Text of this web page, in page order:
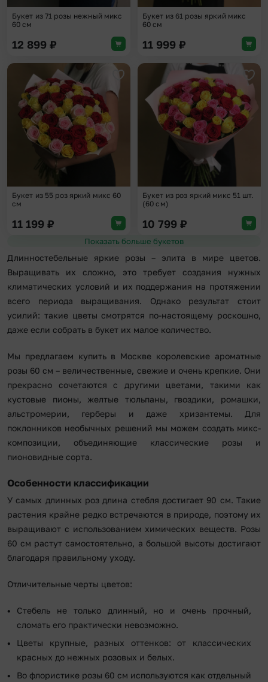
Букет из 71 розы нежный микс
60 см
12 899 ₽
Букет из 61 розы яркий микс
60 см
11 999 ₽
Добавить в избранное
Букет из 55 роз яркий микс 60
см
11 199 ₽
Букет из роз яркий микс 51 шт.
(60 см)
10 799 ₽
Показать больше букетов
Длинностебельные яркие розы – элита в мире цветов.
Выращивать их сложно, это требует создания нужных
климатических условий и их поддержания на протяжении
всего периода выращивания. Однако результат стоит
усилий: такие цветы смотрятся по-настоящему роскошно,
даже если собрать в букет их малое количество.
Мы предлагаем купить в Москве королевские ароматные
розы 60 см – величественные, свежие и очень крепкие. Они
прекрасно сочетаются с другими цветами, такими как
кустовые пионы, желтые тюльпаны, гвоздики, ромашки,
альстромерии, герберы и даже хризантемы. Для
поклонников необычных решений мы можем создать микс-
композиции, объединяющие классические розы и
пионовидные сорта.
Особенности классификации
У самых длинных роз длина стебля достигает 90 см. Такие
растения крайне редко встречаются в природе, поэтому их
выращивают с использованием химических веществ. Розы
60 см растут самостоятельно, а большой высоты достигают
благодаря правильному уходу.
Отличительные черты цветов:
Стебель не только длинный, но и очень прочный,
сломать его практически невозможно.
Цветы крупные, разных оттенков: от классических
красных до нежных розовых и белых.
Во флористике розы 60 см используются как отдельный